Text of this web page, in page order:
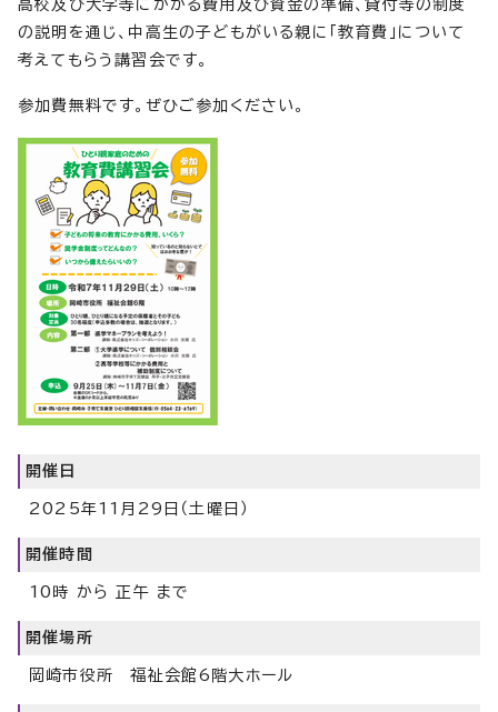
高校及び大学等にかかる費用及び資金の準備、貸付等の制度
の説明を通じ、中高生の子どもがいる親に「教育費」について
考えてもらう講習会です。
参加費無料です。ぜひご参加ください。
開催日
2025年11月29日（土曜日）
開催時間
10時 から 正午 まで
開催場所
岡崎市役所 福祉会館6階大ホール